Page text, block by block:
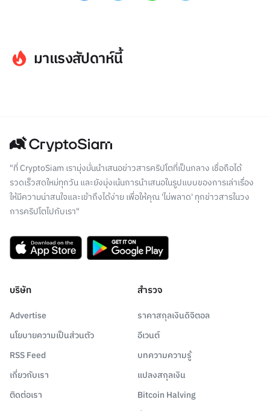
มาแรงสัปดาห์นี้
"ที่ CryptoSiam เรามุ่งมั่นนำเสนอข่าวสารคริปโตที่เป็นกลาง เชื่อถือได้
รวดเร็วสดใหม่ทุกวัน และยังมุ่งเน้นการนำเสนอในรูปแบบของการเล่าเรื่อง
ให้มีความน่าสนใจและเข้าถึงได้ง่าย เพื่อให้คุณ 'ไม่พลาด' ทุกข่าวสารในวง
การคริปโตไปกับเรา"
บริษัท
Advertise
นโยบายความเป็นส่วนตัว
RSS Feed
เกี่ยวกับเรา
ติดต่อเรา
สำรวจ
ราคาสกุลเงินดิจิตอล
อีเวนต์
บทความความรู้
แปลงสกุลเงิน
Bitcoin Halving